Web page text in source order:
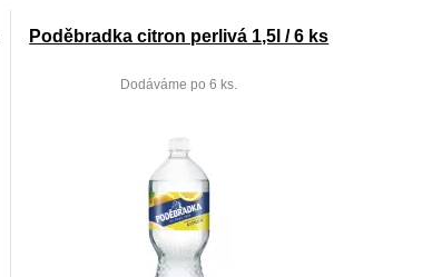
Poděbradka citron perlivá 1,5l / 6 ks
Dodáváme po 6 ks.